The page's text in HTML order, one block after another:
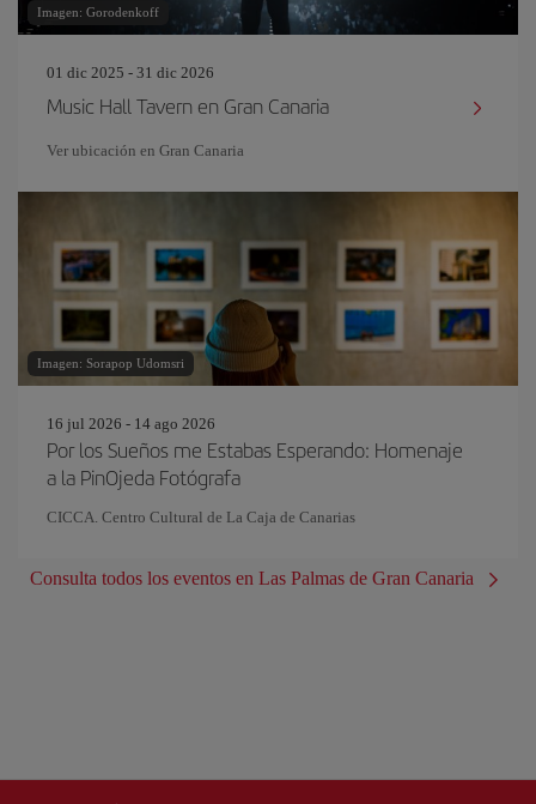
Imagen: Gorodenkoff
01 dic 2025 - 31 dic 2026
Music Hall Tavern en Gran Canaria
Ver ubicación en Gran Canaria
Imagen: Sorapop Udomsri
16 jul 2026 - 14 ago 2026
Por los Sueños me Estabas Esperando: Homenaje
a la PinOjeda Fotógrafa
CICCA. Centro Cultural de La Caja de Canarias
Consulta todos los eventos en Las Palmas de Gran Canaria